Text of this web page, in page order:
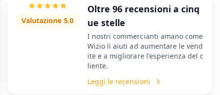
Valutazione 5.0
Oltre 96 recensioni a cinq
ue stelle
I nostri commercianti amano come
Wizio li aiuti ad aumentare le vend
ite e a migliorare l'esperienza del c
liente.
Leggi le recensioni